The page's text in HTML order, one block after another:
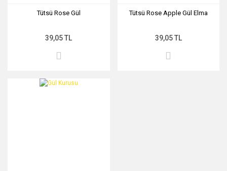
Tütsü Rose Gül
39,05 TL
Tütsü Rose Apple Gül Elma
39,05 TL